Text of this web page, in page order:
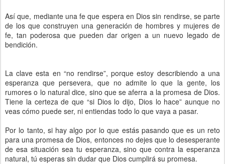
Así que, mediante una fe que espera en Dios sin rendirse, se parte
de los que construyen una generación de hombres y mujeres de
fe, tan poderosa que pueden dar origen a un nuevo legado de
bendición.
La clave esta en “no rendirse”, porque estoy describiendo a una
esperanza que persevera, que no admite lo que la gente, los
rumores o lo natural dice, sino que se aferra a la promesa de Dios.
Tiene la certeza de que “si Dios lo dijo, Dios lo hace” aunque no
veas cómo puede ser, ni entiendas todo lo que vaya a pasar.
Por lo tanto, si hay algo por lo que estás pasando que es un reto
para una promesa de Dios, entonces no dejes que lo desesperante
de esa situación sea tu esperanza, sino que contra la esperanza
natural, tú esperas sin dudar que Dios cumplirá su promesa.